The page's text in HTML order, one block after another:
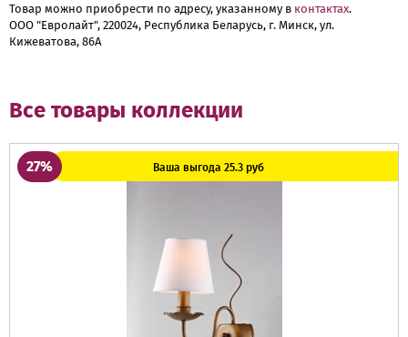
Товар можно приобрести по адресу, указанному в контактах.
ООО "Евролайт", 220024, Республика Беларусь, г. Минск, ул.
Кижеватова, 86А
Все товары коллекции
27% Ваша выгода 25.3 руб